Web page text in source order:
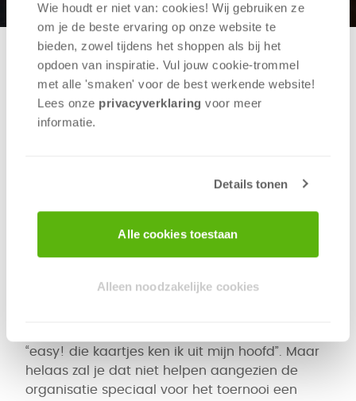
Wie houdt er niet van: cookies! Wij gebruiken ze
om je de beste ervaring op onze website te
bieden, zowel tijdens het shoppen als bij het
opdoen van inspiratie. Vul jouw cookie-trommel
met alle 'smaken' voor de best werkende website​!
Lees onze privacyverklaring voor meer
informatie.
Details tonen
Alle cookies toestaan
Alleen noodzakelijke cookies
APR 2025
10
30 Seconds® Toernooi in
“easy! die kaartjes ken ik uit mijn hoofd”. Maar
helaas zal je dat niet helpen aangezien de
organisatie speciaal voor het toernooi een